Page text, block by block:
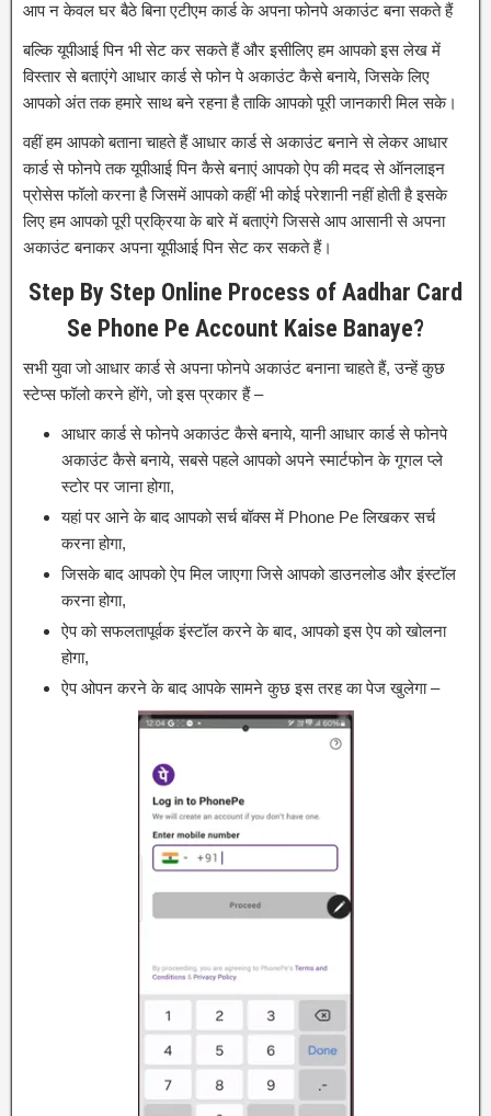
आप न केवल घर बैठे बिना एटीएम कार्ड के अपना फोनपे अकाउंट बना सकते हैं
बल्कि यूपीआई पिन भी सेट कर सकते हैं और इसीलिए हम आपको इस लेख में
विस्तार से बताएंगे आधार कार्ड से फोन पे अकाउंट कैसे बनाये, जिसके लिए
आपको अंत तक हमारे साथ बने रहना है ताकि आपको पूरी जानकारी मिल सके।
वहीं हम आपको बताना चाहते हैं आधार कार्ड से अकाउंट बनाने से लेकर आधार
कार्ड से फोनपे तक यूपीआई पिन कैसे बनाएं आपको ऐप की मदद से ऑनलाइन
प्रोसेस फॉलो करना है जिसमें आपको कहीं भी कोई परेशानी नहीं होती है इसके
लिए हम आपको पूरी प्रक्रिया के बारे में बताएंगे जिससे आप आसानी से अपना
अकाउंट बनाकर अपना यूपीआई पिन सेट कर सकते हैं।
Step By Step Online Process of Aadhar Card
Se Phone Pe Account Kaise Banaye?
सभी युवा जो आधार कार्ड से अपना फोनपे अकाउंट बनाना चाहते हैं, उन्हें कुछ
स्टेप्स फॉलो करने होंगे, जो इस प्रकार हैं –
आधार कार्ड से फोनपे अकाउंट कैसे बनाये, यानी आधार कार्ड से फोनपे
अकाउंट कैसे बनाये, सबसे पहले आपको अपने स्मार्टफोन के गूगल प्ले
स्टोर पर जाना होगा,
यहां पर आने के बाद आपको सर्च बॉक्स में Phone Pe लिखकर सर्च
करना होगा,
जिसके बाद आपको ऐप मिल जाएगा जिसे आपको डाउनलोड और इंस्टॉल
करना होगा,
ऐप को सफलतापूर्वक इंस्टॉल करने के बाद, आपको इस ऐप को खोलना
होगा,
ऐप ओपन करने के बाद आपके सामने कुछ इस तरह का पेज खुलेगा –